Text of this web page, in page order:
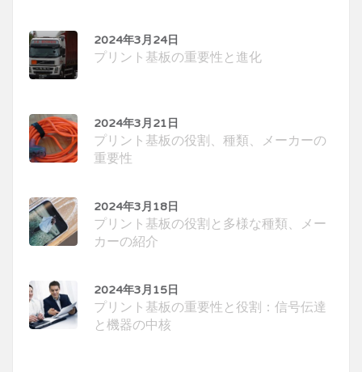
2024年3月24日
プリント基板の重要性と進化
2024年3月21日
プリント基板の役割、種類、メーカーの
重要性
2024年3月18日
プリント基板の役割と多様な種類、メー
カーの紹介
2024年3月15日
プリント基板の重要性と役割：信号伝達
と機器の中核